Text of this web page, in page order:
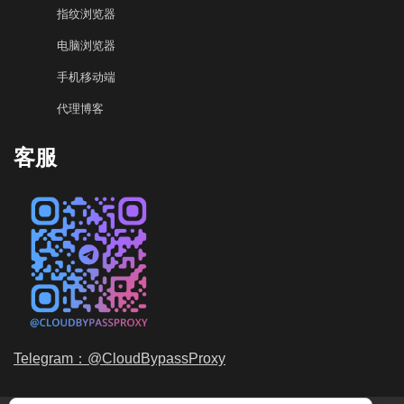
指纹浏览器
电脑浏览器
手机移动端
代理博客
客服
Telegram：@CloudBypassProxy